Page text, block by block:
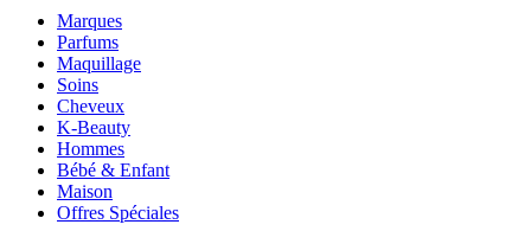
Marques
Parfums
Maquillage
Soins
Cheveux
K-Beauty
Hommes
Bébé & Enfant
Maison
Offres Spéciales